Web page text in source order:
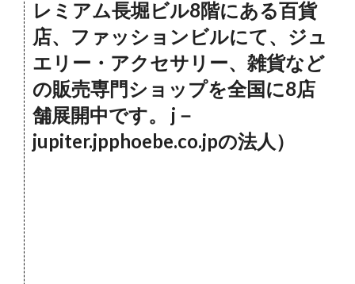
レミアム長堀ビル8階にある百貨
店、ファッションビルにて、ジュ
エリー・アクセサリー、雑貨など
の販売専門ショップを全国に8店
舗展開中です。 j－
jupiter.jpphoebe.co.jpの法人）